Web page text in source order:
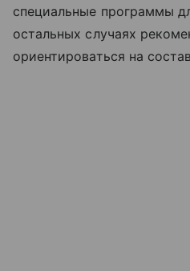
специальные программы
остальных случаях
ориентироваться на